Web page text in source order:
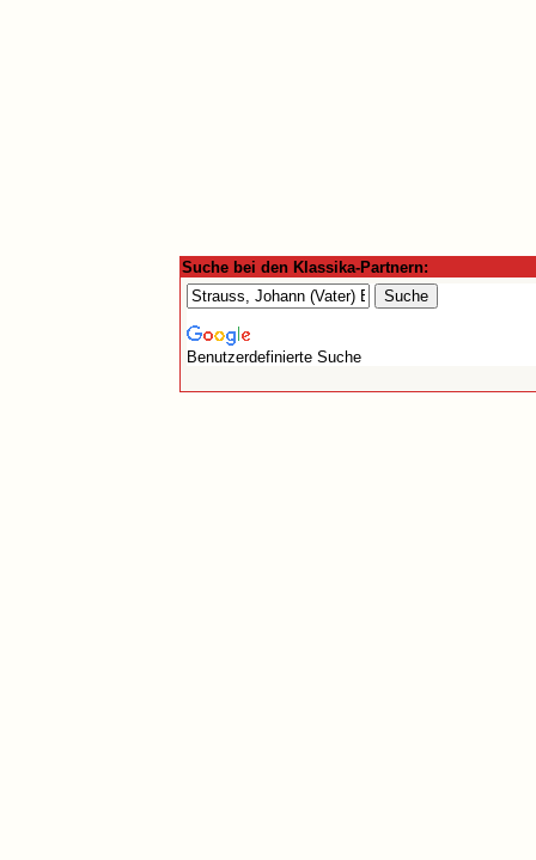
Suche bei den Klassika-Partnern:
Benutzerdefinierte Suche